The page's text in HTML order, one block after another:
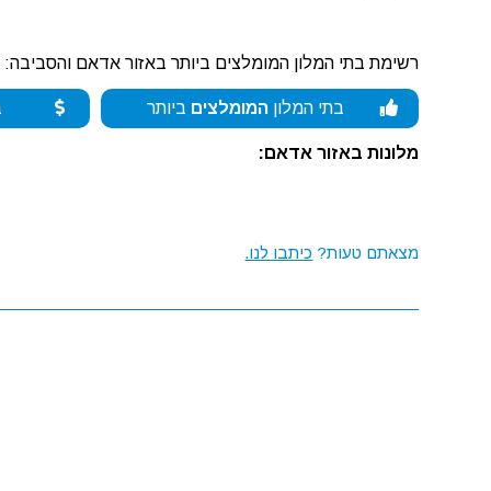
רשימת בתי המלון המומלצים ביותר באזור אדאם והסביבה:
בתי המלון המומלצים ביותר
מלונות באזור אדאם:
מצאתם טעות? כיתבו לנו.